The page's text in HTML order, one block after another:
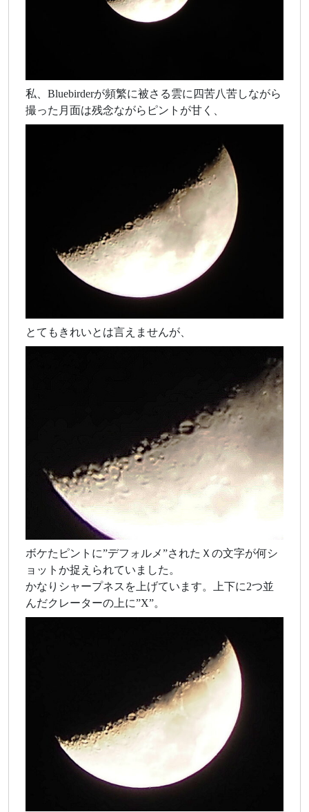
私、Bluebirderが頻繁に被さる雲に四苦八苦しながら
撮った月面は残念ながらピントが甘く、
とてもきれいとは言えませんが、
ボケたピントに”デフォルメ”されたＸの文字が何シ
ョットか捉えられていました。
かなりシャープネスを上げています。上下に2つ並
んだクレーターの上に”X”。